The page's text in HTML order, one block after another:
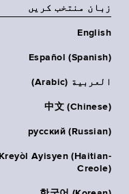
زبان منتخب کریں
English
Español (Spanish)
العربية (Arabic)
中文 (Chinese)
русский (Russian)
Kreyòl Ayisyen (Haitian-
Creole)